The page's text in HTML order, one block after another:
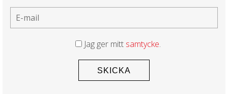
Jag ger mitt samtycke.